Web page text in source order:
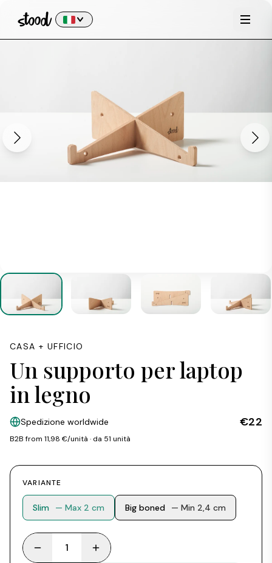
CASA + UFFICIO
Un supporto per laptop
in legno
Spedizione worldwide €22
B2B from 11,98 €/unità · da 51 unità
VARIANTE
Slim — Max 2 cm Big boned — Min 2,4 cm
1